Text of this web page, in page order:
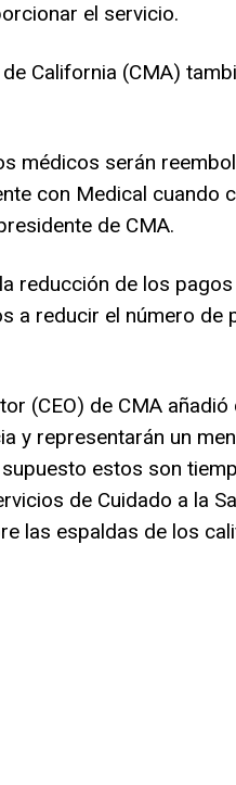
el servicio.
California (CMA)
médicos serán
con Medical cuando
de CMA.
reducción de los
a reducir el número de
(CEO) de CMA
y representarán un
estos son
de Cuidado a la
las espaldas de los